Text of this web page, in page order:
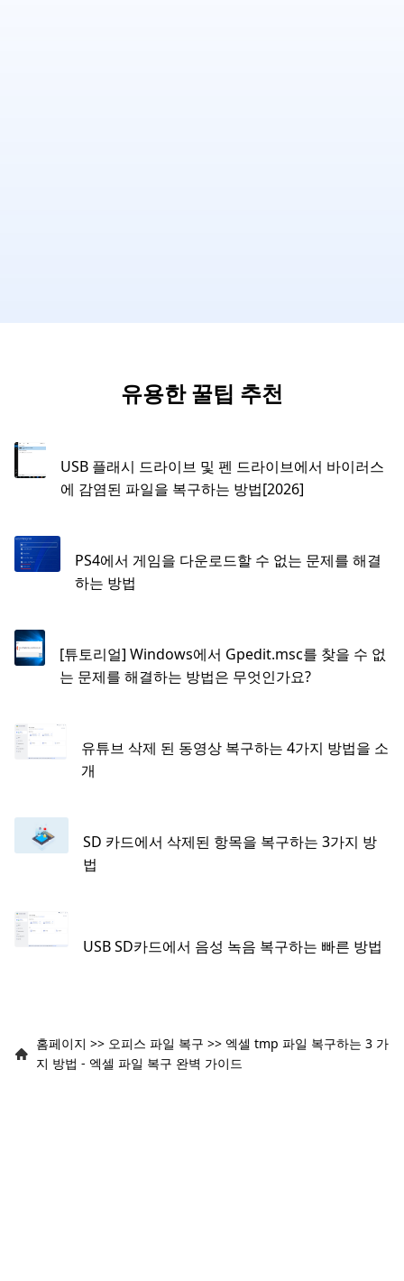
유용한 꿀팁 추천
USB 플래시 드라이브 및 펜 드라이브에서 바이러스
에 감염된 파일을 복구하는 방법[2026]
PS4에서 게임을 다운로드할 수 없는 문제를 해결
하는 방법
[튜토리얼] Windows에서 Gpedit.msc를 찾을 수 없
는 문제를 해결하는 방법은 무엇인가요?
유튜브 삭제 된 동영상 복구하는 4가지 방법을 소
개
SD 카드에서 삭제된 항목을 복구하는 3가지 방
법
USB SD카드에서 음성 녹음 복구하는 빠른 방법
홈페이지 >> 오피스 파일 복구 >> 엑셀 tmp 파일 복구하는 3 가
지 방법 - 엑셀 파일 복구 완벽 가이드